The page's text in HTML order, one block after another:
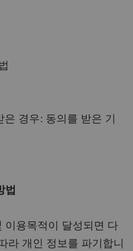
경우: 동의를 받은 기
법
이용목적이 달성되면 다
라 개인 정보를 파기합니